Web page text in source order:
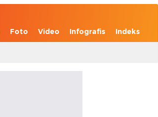
Foto Video Infografis Indeks